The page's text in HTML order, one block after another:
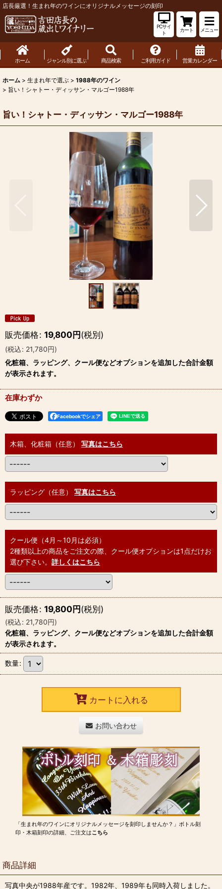
店長厳選！生まれ年のワインにオリジナルメッセージの刻印
PCサイ
ト
カート メニュー
ホーム ジャンル別に選ぶ 商品検索 ご利用ガイド 営業カレンダー
ホーム > 生まれ年で選ぶ > 1988年のワイン
> 旨い！シャトー・ディッサン・マルゴー1988年
旨い！シャトー・ディッサン・マルゴー1988年
販売価格: 19,800円(税別)
(税込: 21,780円)
化粧箱、ラッピング、クール便などオプションを追加した合計金額
が表示されます。
在庫わずか
Facebookでシェア
木箱、化粧箱（任意） 写真はこちら
ラッピング（任意） 写真はこちら
クール便（4月～10月は必須）
2種類以上の商品をご注文の際、クール便オプションは1点だけお
選び下さい。 詳しくはこちら
販売価格: 19,800円(税別)
(税込: 21,780円)
化粧箱、ラッピング、クール便などオプションを追加した合計金額
が表示されます。
数量:
カートに入れる
お問い合わせ
「生まれ年のワインにオリジナルメッセージを刻印しませんか？」ボトル刻
印・木箱刻印の詳細、ご注文はこちら
商品詳細
写真中央が1988年産です。1982年、1989年も同時入荷しました。